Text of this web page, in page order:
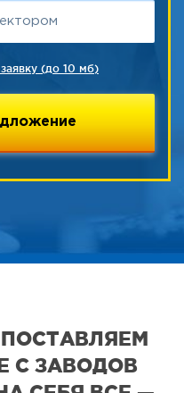
(до 10 мб)
С ЗАВОДОВ